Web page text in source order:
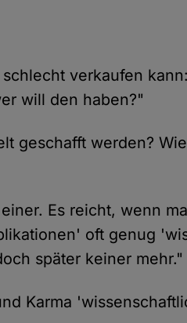
verkaufen
will den haben?"
geschafft werden?
Es reicht, wenn
oft genug
später keiner mehr."
Karma